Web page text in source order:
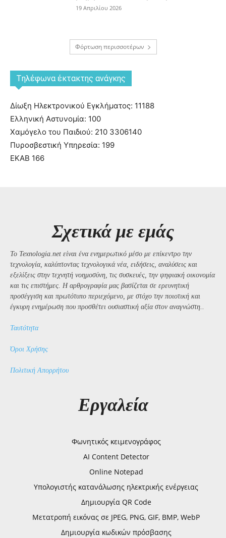
19 Απριλίου 2026
Φόρτωση περισσοτέρων
Tηλέφωνα έκτακτης ανάγκης
Δίωξη Ηλεκτρονικού Εγκλήματος: 11188
Ελληνική Αστυνομία: 100
Χαμόγελο του Παιδιού: 210 3306140
Πυροσβεστική Υπηρεσία: 199
ΕΚΑΒ 166
Σχετικά με εμάς
Το Texnologia.net είναι ένα ενημερωτικό μέσο με επίκεντρο την
τεχνολογία, καλύπτοντας τεχνολογικά νέα, ειδήσεις, αναλύσεις και
εξελίξεις στην τεχνητή νοημοσύνη, τις συσκευές, την ψηφιακή οικονομία
και τις επιστήμες. Η αρθρογραφία μας βασίζεται σε ερευνητική
προσέγγιση και πρωτότυπο περιεχόμενο, με στόχο την ποιοτική και
έγκυρη ενημέρωση που προσθέτει ουσιαστική αξία στον αναγνώστη..
Ταυτότητα
Όροι Χρήσης
Πολιτική Απορρήτου
Εργαλεία
Φωνητικός κειμενογράφος
AI Content Detector
Online Notepad
Υπολογιστής κατανάλωσης ηλεκτρικής ενέργειας
Δημιουργία QR Code
Μετατροπή εικόνας σε JPEG, PNG, GIF, BMP, WebP
Δημιουργία κωδικών πρόσβασης